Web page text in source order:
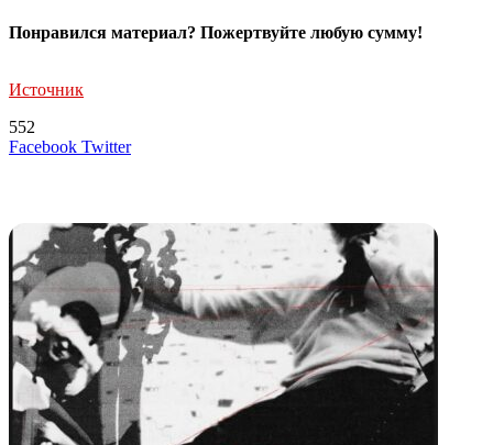
Понравился материал? Пожертвуйте любую сумму!
Источник
552
Facebook TwitterLinkedIn
Tumblr
Reddit
Вконтакте
Одноклассники
Skype
Messenger
Messenger
WhatsApp
Telegram
Viber
Line
Поделиться
Печатать